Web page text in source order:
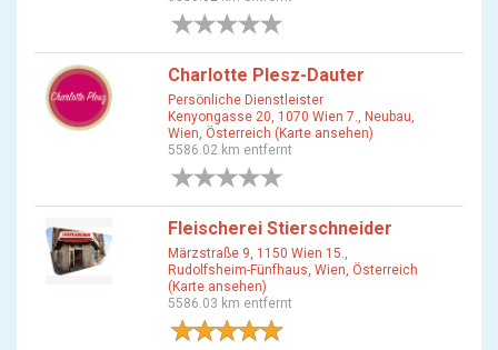
Charlotte Plesz-Dauter
Persönliche Dienstleister
Kenyongasse 20, 1070 Wien 7., Neubau,
Wien, Österreich (Karte ansehen)
5586.02 km entfernt
Fleischerei Stierschneider
Märzstraße 9, 1150 Wien 15.,
Rudolfsheim-Fünfhaus, Wien, Österreich
(Karte ansehen)
5586.03 km entfernt